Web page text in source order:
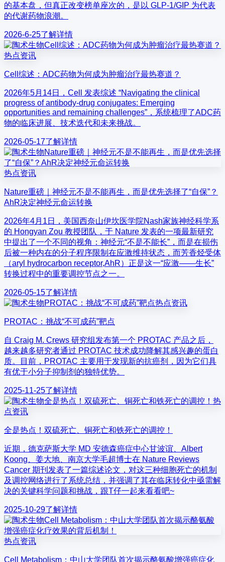
的基本盘，但真正改变榜单座次的，是以 GLP-1/GIP 为代表
的代谢药物浪潮。
2026-6-25了解详情
热点资讯
Cell综述：ADC药物为何成为肿瘤治疗最热赛道？
2026年5月14日，Cell 发表综述 “Navigating the clinical
progress of antibody-drug conjugates: Emerging
opportunities and remaining challenges”，系统梳理了ADC药
物的临床进展、技术迭代和未来挑战。
2026-05-17了解详情
热点资讯
Nature重磅｜神经元不是不能再生，而是优先选择了“自保”？
AhR决定神经元命运转换
2026年4月1日，美国西奈山伊坎医学院Nash家族神经科学系
的 Hongyan Zou 教授团队，于 Nature 发表的一项最新研究
中提出了一个不同的视角：神经元“不是不能长”，而是在损伤
后被一种内在的分子程序限制在应激维持状态，而芳香烃受体
（aryl hydrocarbon receptor,AhR）正是这一“应激——生长”
转换过程中的重要调控节点之一。
2026-05-15了解详情
热点资讯
PROTAC：挑战“不可成药”靶点
自 Craig M. Crews 研究组发布第一个 PROTAC 产品之后，
越来越多研究者通过 PROTAC 技术成功降解其感兴趣的蛋白
质。目前，PROTAC 主要用于发现新的抗癌剂，因为它们具
有优于小分子抑制剂的独特优势。
2025-11-25了解详情
热
点资讯
全是热点！双硫死亡、铜死亡和铁死亡的调控！
近期，德克萨斯大学 MD 安德森癌症中心甘波谊、Albert
Koong、姜大地、南京大学毛超博士在 Nature Reviews
Cancer 期刊发表了一篇综述论文，对这三种细胞死亡的机制
及调控网络进行了系统总结，并强调了其在临床转化中亟需解
决的关键科学问题和挑战，跟T仔一起来看看吧~
2025-10-29了解详情
热点资讯
Cell Metabolism：中山大学团队首次揭示酪氨酸增强癌症化